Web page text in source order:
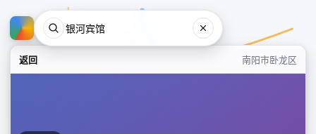
返回 南阳市卧龙区